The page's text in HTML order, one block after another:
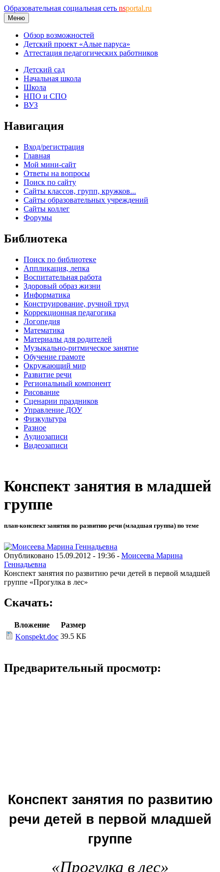
Образовательная социальная сеть nsportal.ru
Меню
Обзор возможностей
Детский проект «Алые паруса»
Аттестация педагогических работников
Детский сад
Начальная школа
Школа
НПО и СПО
ВУЗ
Навигация
Вход/регистрация
Главная
Мой мини-сайт
Ответы на вопросы
Поиск по сайту
Сайты классов, групп, кружков...
Сайты образовательных учреждений
Сайты коллег
Форумы
Библиотека
Поиск по библиотеке
Аппликация, лепка
Воспитательная работа
Здоровый образ жизни
Информатика
Конструирование, ручной труд
Коррекционная педагогика
Логопедия
Математика
Материалы для родителей
Музыкально-ритмическое занятие
Обучение грамоте
Окружающий мир
Развитие речи
Региональный компонент
Рисование
Сценарии праздников
Управление ДОУ
Физкультура
Разное
Аудиозаписи
Видеозаписи
Конспект занятия в младшей
группе
план-конспект занятия по развитию речи (младшая группа) по теме
Опубликовано 15.09.2012 - 19:36 - Моисеева Марина
Геннадьевна
Конспект занятия по развитию речи детей в первой младшей
группе «Прогулка в лес»
Скачать:
Вложение
Размер
Konspekt.doc 39.5 КБ
Предварительный просмотр:
Конспект занятия по развитию
речи детей в первой младшей
группе
«Прогулка в лес»